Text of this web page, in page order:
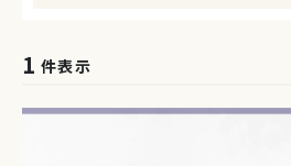
1 件表示